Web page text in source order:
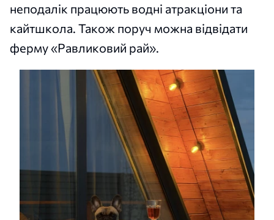
неподалік працюють водні атракціони та
кайтшкола. Також поруч можна відвідати
ферму «Равликовий рай».